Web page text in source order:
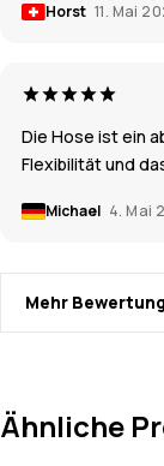
Horst 11. Mai
Die Hose ist ein
Flexibilität und
Michael 4. Mai
Mehr
Ähnliche